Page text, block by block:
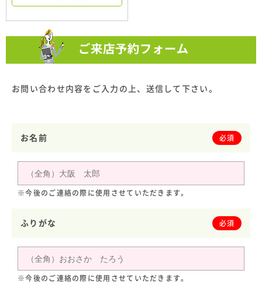
お問い合わせ内容をご入力の上、送信して下さい。
お名前 必須
※今後のご連絡の際に使用させていただきます。
ふりがな 必須
※今後のご連絡の際に使用させていただきます。